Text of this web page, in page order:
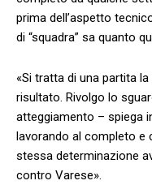
prima dell’aspetto
di “squadra” sa quanto
«Si tratta di una partita
risultato. Rivolgo lo
atteggiamento – spiega
lavorando al completo e
stessa determinazione
contro Varese».